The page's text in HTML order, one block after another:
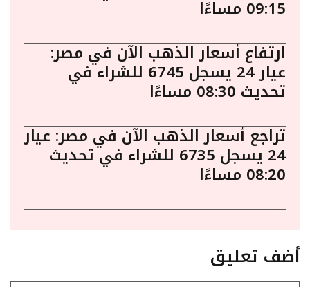
09:15 مساءًا
ارتفاع أسعار الذهب الآن في مصر:
عيار 24 يسجل 6745 للشراء في
تحديث 08:30 مساءًا
تراجع أسعار الذهب الآن في مصر: عيار
24 يسجل 6735 للشراء في تحديث
08:20 مساءًا
أضف تعليق